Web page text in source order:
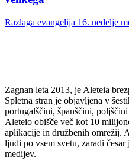
Razlaga evangelija 16. nedelje
Zagnan leta 2013, je Aleteia
Spletna stran je objavljena v
portugalščini, španščini,
Aleteio obišče več kot 10
aplikacije in družbenih omrežij.
ljudi po vsem svetu, zaradi
medijev.